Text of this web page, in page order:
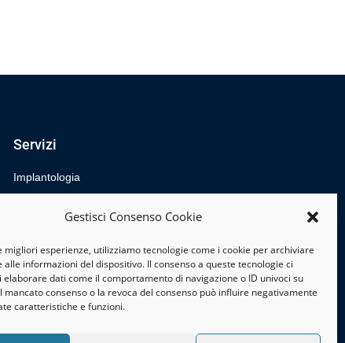
Gestisci Consenso Cookie
migliori esperienze, utilizziamo tecnologie come i cookie per archiviare
alle informazioni del dispositivo. Il consenso a queste tecnologie ci
elaborare dati come il comportamento di navigazione o ID univoci su
mancato consenso o la revoca del consenso può influire negativamente
caratteristiche e funzioni.
Servizi
Implantologia
Ortognatodonzia